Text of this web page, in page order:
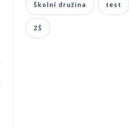
Školní družina test
ZŠ